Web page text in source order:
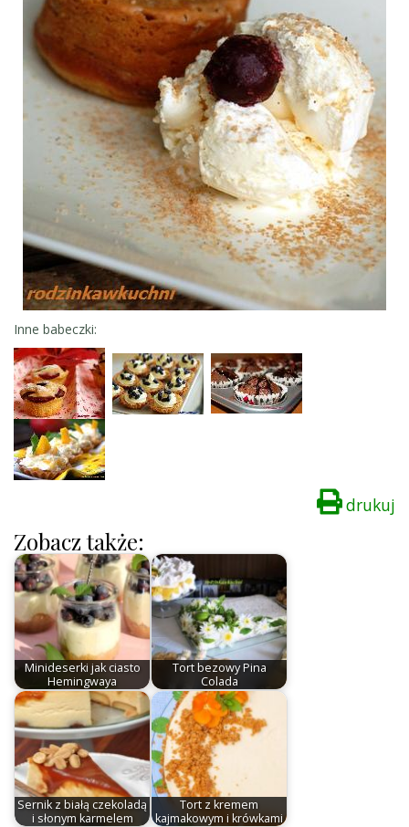
Inne babeczki:
drukuj
Zobacz także:
Minideserki jak ciasto
Hemingwaya
Tort bezowy Pina
Colada
Sernik z białą czekoladą
i słonym karmelem
Tort z kremem
kajmakowym i krówkami